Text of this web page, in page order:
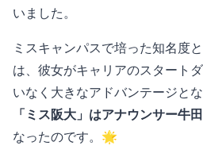
いました。
ミスキャンパスで培った知名度
は、彼女がキャリアのスタート
いなく大きなアドバンテージと
「ミス阪大」はアナウンサー牛
なったのです。🌟